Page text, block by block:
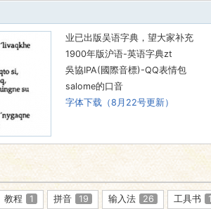
业已出版吴语字典，望大家补充
1900年版沪语-英语字典zt
吳協IPA(國際音標)-QQ表情包
salome的口音
字体下载（8月22号更新）
教程 1 拼音 19 输入法 26 工具书